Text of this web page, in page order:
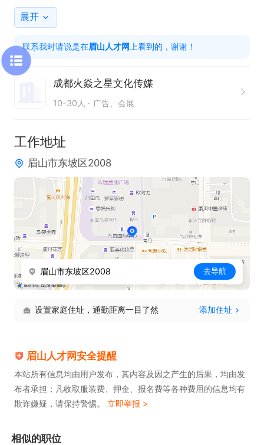
4.能静下心做事情，不急不躁
每周周六休息，早班8:00-16:00
展开
联系我时请说是在眉山人才网 上看到的，谢谢！
成都火焱之星文化传媒
10-30人 广告、会展
工作地址
眉山市东坡区2008
眉山市东坡区2008 去导航
设置家庭住址，通勤距离一目了然 添加住址
眉山人才网安全提醒
本站所有信息均由用户发布，其内容及因之产生的后果，均由发
布者承担；凡收取服装费、押金、报名费等各种费用的信息均有
欺诈嫌疑，请保持警惕。 立即举报 >
相似的职位